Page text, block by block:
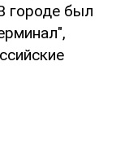
городе был